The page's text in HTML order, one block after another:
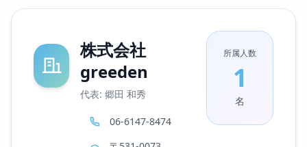
株式会社
greeden
代表: 郷田 和秀
06-6147-8474
所属人数
1
名